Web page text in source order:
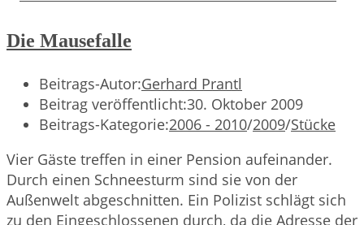
Die Mausefalle
Beitrags-Autor:Gerhard Prantl
Beitrag veröffentlicht:30. Oktober 2009
Beitrags-Kategorie:2006 - 2010/2009/Stücke
Vier Gäste treffen in einer Pension aufeinander.
Durch einen Schneesturm sind sie von der
Außenwelt abgeschnitten. Ein Polizist schlägt sich
zu den Eingeschlossenen durch, da die Adresse der